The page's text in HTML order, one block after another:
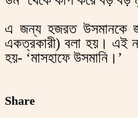
এ জন্য হজরত
একত্রকারী) বলা হয়। এই
হয়- ‘মাসহাফে উসমানি।’
Share